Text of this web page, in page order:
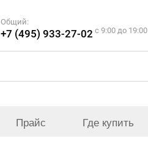
Общий:
+7 (495) 933-27-02 c 9:00 до 19:00
Прайс Где купить